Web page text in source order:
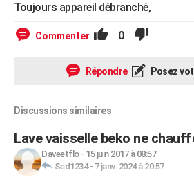
Toujours appareil débranché,
Commenter 0
Répondre Posez
Discussions similaires
Lave vaisselle beko ne
Daveetflo- 15 juin 2017 à 08:57
Sed1234- 7 janv. 2024 à 20:57